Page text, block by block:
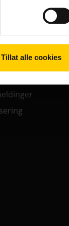
Tillat alle cookies
PIN og PUK